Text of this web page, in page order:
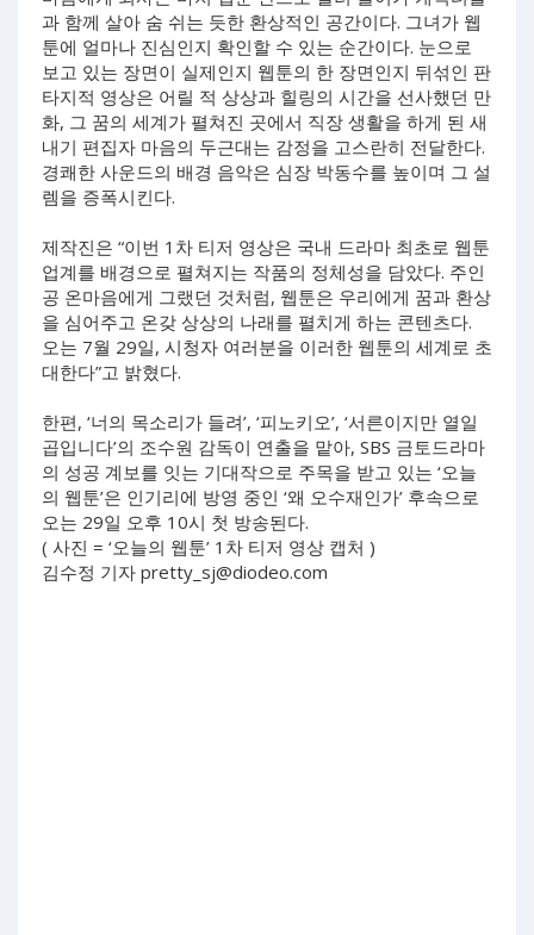
과 함께 살아 숨 쉬는 듯한 환상적인 공간이다. 그녀가 웹
툰에 얼마나 진심인지 확인할 수 있는 순간이다. 눈으로
보고 있는 장면이 실제인지 웹툰의 한 장면인지 뒤섞인 판
타지적 영상은 어릴 적 상상과 힐링의 시간을 선사했던 만
화, 그 꿈의 세계가 펼쳐진 곳에서 직장 생활을 하게 된 새
내기 편집자 마음의 두근대는 감정을 고스란히 전달한다.
경쾌한 사운드의 배경 음악은 심장 박동수를 높이며 그 설
렘을 증폭시킨다.
제작진은 “이번 1차 티저 영상은 국내 드라마 최초로 웹툰
업계를 배경으로 펼쳐지는 작품의 정체성을 담았다. 주인
공 온마음에게 그랬던 것처럼, 웹툰은 우리에게 꿈과 환상
을 심어주고 온갖 상상의 나래를 펼치게 하는 콘텐츠다.
오는 7월 29일, 시청자 여러분을 이러한 웹툰의 세계로 초
대한다”고 밝혔다.
한편, ‘너의 목소리가 들려’, ‘피노키오’, ‘서른이지만 열일
곱입니다’의 조수원 감독이 연출을 맡아, SBS 금토드라마
의 성공 계보를 잇는 기대작으로 주목을 받고 있는 ‘오늘
의 웹툰’은 인기리에 방영 중인 ‘왜 오수재인가’ 후속으로
오는 29일 오후 10시 첫 방송된다.
( 사진 = ‘오늘의 웹툰’ 1차 티저 영상 캡처 )
김수정 기자 pretty_sj@diodeo.com